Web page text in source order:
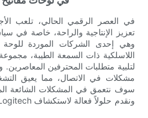
في العصر الرقمي الحالي، تلعب
تعزيز الإنتاجية والراحة، خاصة في
اللاسلكية ذات السمعة الطيبة،
لتلبية متطلبات المحترفين
مشكلات في الاتصال، مما يعيق
سوف نتعمق في المشكلات الشائعة